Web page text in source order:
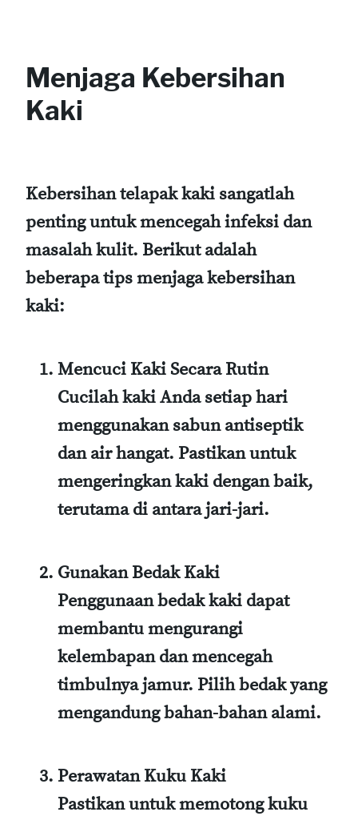
Menjaga Kebersihan
Kaki
Kebersihan telapak kaki sangatlah
penting untuk mencegah infeksi dan
masalah kulit. Berikut adalah
beberapa tips menjaga kebersihan
kaki:
Mencuci Kaki Secara Rutin
Cucilah kaki Anda setiap hari
menggunakan sabun antiseptik
dan air hangat. Pastikan untuk
mengeringkan kaki dengan baik,
terutama di antara jari-jari.
Gunakan Bedak Kaki
Penggunaan bedak kaki dapat
membantu mengurangi
kelembapan dan mencegah
timbulnya jamur. Pilih bedak yang
mengandung bahan-bahan alami.
Perawatan Kuku Kaki
Pastikan untuk memotong kuku